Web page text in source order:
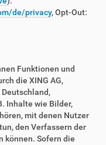
de/privacy, Opt-Out:
Funktionen und
die XING AG,
Inhalte wie Bilder,
mit denen Nutzer
den Verfassern der
können. Sofern die